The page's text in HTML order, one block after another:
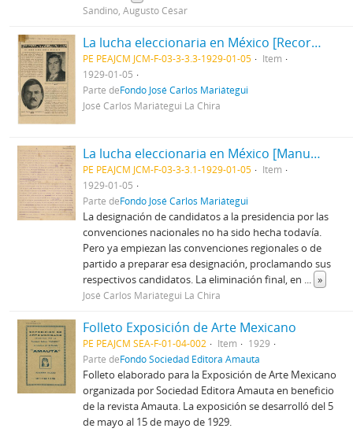
Sandino, Augusto César
La lucha eleccionaria en México [Recorte de Prensa]
PE PEAJCM JCM-F-03-3-3.3-1929-01-05
Item
1929-01-05
Parte deFondo José Carlos Mariátegui
José Carlos Mariátegui La Chira
La lucha eleccionaria en México [Manuscrito]
PE PEAJCM JCM-F-03-3-3.1-1929-01-05
Item
1929-01-05
Parte deFondo José Carlos Mariátegui
La designación de candidatos a la presidencia por las
convenciones nacionales no ha sido hecha todavía.
Pero ya empiezan las convenciones regionales o de
partido a preparar esa designación, proclamando sus
respectivos candidatos. La eliminación final, en ... »
José Carlos Mariátegui La Chira
Folleto Exposición de Arte Mexicano
PE PEAJCM SEA-F-01-04-002 Item
1929
Parte deFondo Sociedad Editora Amauta
Folleto elaborado para la Exposición de Arte Mexicano
organizada por Sociedad Editora Amauta en beneficio
de la revista Amauta. La exposición se desarrolló del 5
de mayo al 15 de mayo de 1929.